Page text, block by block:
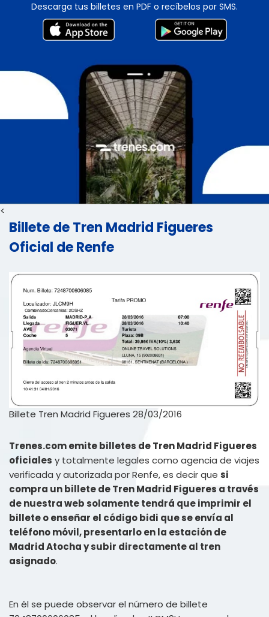
Descarga tus billetes en PDF o recíbelos por SMS.
<
Billete de Tren Madrid Figueres
Oficial de Renfe
Billete Tren Madrid Figueres 28/03/2016
Trenes.com emite billetes de Tren Madrid Figueres
oficiales y totalmente legales como agencia de viajes
verificada y autorizada por Renfe, es decir que si
compra un billete de Tren Madrid Figueres a través
de nuestra web solamente tendrá que imprimir el
billete o enseñar el código bidi que se envía al
teléfono móvil, presentarlo en la estación de
Madrid Atocha y subir directamente al tren
asignado.
En él se puede observar el número de billete